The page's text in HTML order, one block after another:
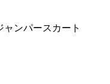
ンパースカート